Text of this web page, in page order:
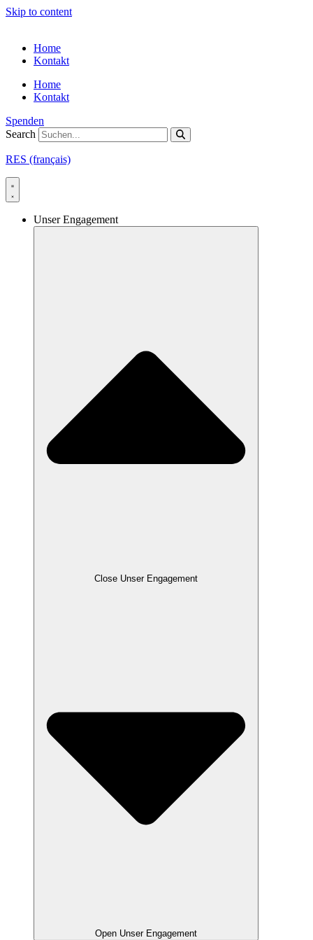
Skip to content
Home
Kontakt
Home
Kontakt
Spenden
Search
RES (français)
Unser Engagement
Close Unser Engagement
Open Unser Engagement